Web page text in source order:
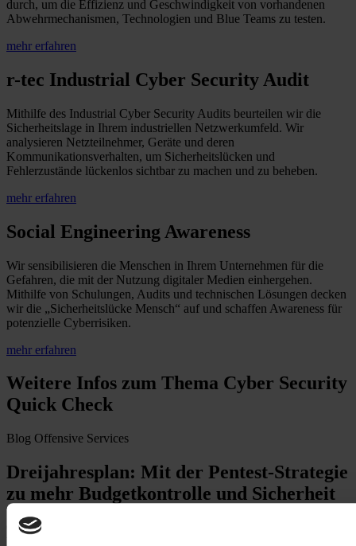
durch, um die Effizienz und Geschwindigkeit von vorhandenen
Abwehrmechanismen, Technologien und Blue Teams zu testen.
mehr erfahren
r-tec Industrial Cyber Security Audit
Mithilfe des Industrial Cyber Security Audits beurteilen wir die
Sicherheitslage in Ihrem industriellen Netzwerkumfeld. Wir
analysieren Netzteilnehmer, Geräte und deren
Kommunikationsverhalten, um Sicherheitslücken und
Fehlerzustände lückenlos sichtbar zu machen und zu beheben.
mehr erfahren
Social Engineering Awareness
Wir sensibilisieren die Menschen in Ihrem Unternehmen für die
Gefahren, die mit der Nutzung digitaler Medien einhergehen.
Mithilfe von Schulungen, Audits und technischen Lösungen decken
wir die „Sicherheitslücke Mensch“ auf und schaffen Awareness für
potenzielle Cyberrisiken.
mehr erfahren
Weitere Infos zum Thema Cyber Security
Quick Check
Blog Offensive Services
Dreijahresplan: Mit der Pentest-Strategie
zu mehr Budgetkontrolle und Sicherheit
Ohne eine langfristige Pentest-Planung werden manche Pentest-